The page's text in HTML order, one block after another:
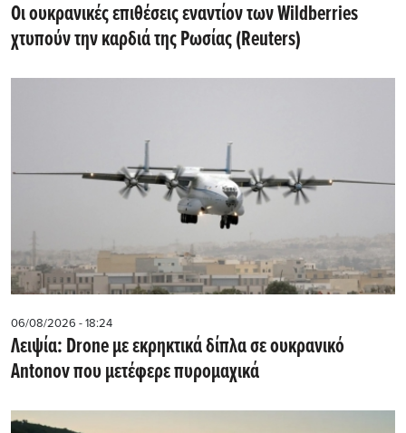
Οι ουκρανικές επιθέσεις εναντίον των Wildberries
χτυπούν την καρδιά της Ρωσίας (Reuters)
06/08/2026 - 18:24
Λειψία: Drone με εκρηκτικά δίπλα σε ουκρανικό
Antonov που μετέφερε πυρομαχικά